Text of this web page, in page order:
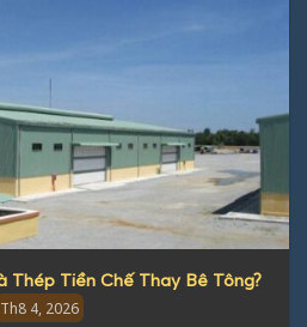
Thép Tiền Chế Thay Bê Tông?
Th8 4, 2026